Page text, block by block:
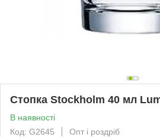
Стопка Stockholm 40 мл
В наявності
Код: G2645
Опт і роздріб